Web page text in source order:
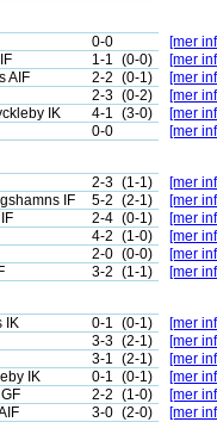
0-0
[mer
1-1 (0-0)
[mer
AIF 2-2 (0-1)
[mer
2-3 (0-2)
[mer
IK 4-1 (3-0)
[mer
0-0 [mer
2-3 (1-1)
[mer
IF 5-2 (2-1)
[mer
2-4 (0-1)
[mer
4-2 (1-0)
[mer
2-0 (0-0)
[mer
3-2 (1-1) [mer
IK 0-1 (0-1)
[mer
3-3 (2-1)
[mer
3-1 (2-1)
[mer
IK 0-1 (0-1)
[mer
2-2 (1-0)
[mer
3-0 (2-0) [mer